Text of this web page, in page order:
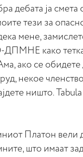
дебата ја
тези за
мене,
како
ако се обидете
некое
ништо.
Платон вели
што имаат